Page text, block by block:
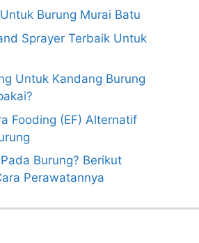
Burung Murai Batu
Sprayer Terbaik Untuk
Untuk Kandang Burung
Fooding (EF) Alternatif
Burung? Berikut
Perawatannya